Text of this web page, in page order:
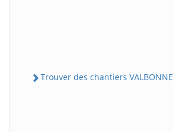
Trouver des chantiers VALBONNE